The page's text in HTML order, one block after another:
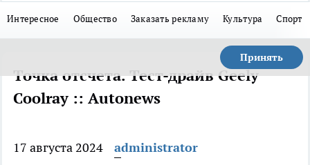
Интересное Общество Заказать рекламу Культура Спорт
Принять
Точка отсчета. Тест-драйв Geely
Coolray :: Autonews
17 августа 2024
administrator